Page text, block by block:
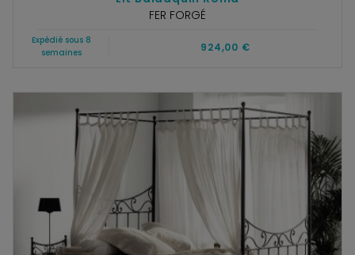
FER FORGÉ
Expédié sous 8
semaines
924,00 €